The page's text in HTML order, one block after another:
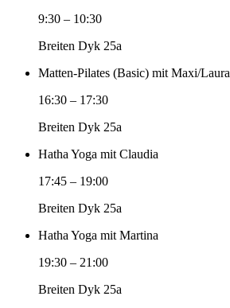
9:30 – 10:30
Breiten Dyk 25a
Matten-Pilates (Basic) mit Maxi/Laura
16:30 – 17:30
Breiten Dyk 25a
Hatha Yoga mit Claudia
17:45 – 19:00
Breiten Dyk 25a
Hatha Yoga mit Martina
19:30 – 21:00
Breiten Dyk 25a